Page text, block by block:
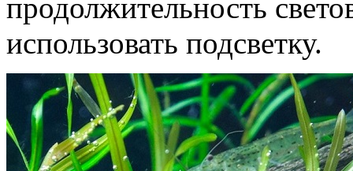
продолжительность
использовать подсветку.